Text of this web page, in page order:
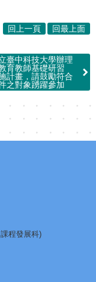
回上一頁 回最上面
臺中科技大學辦理
育教師基礎研習
計畫，請鼓勵符合
之對象踴躍參加
程發展科)